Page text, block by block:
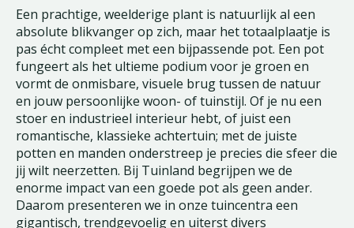
Een prachtige, weelderige plant is natuurlijk al een
absolute blikvanger op zich, maar het totaalplaatje is
pas écht compleet met een bijpassende pot. Een pot
fungeert als het ultieme podium voor je groen en
vormt de onmisbare, visuele brug tussen de natuur
en jouw persoonlijke woon- of tuinstijl. Of je nu een
stoer en industrieel interieur hebt, of juist een
romantische, klassieke achtertuin; met de juiste
potten en manden onderstreep je precies die sfeer die
jij wilt neerzetten. Bij Tuinland begrijpen we de
enorme impact van een goede pot als geen ander.
Daarom presenteren we in onze tuincentra een
gigantisch, trendgevoelig en uiterst divers